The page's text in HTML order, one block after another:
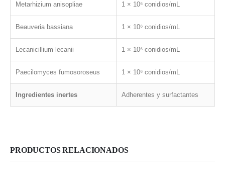
Metarhizium anisopliae 1 × 10⁶ conidios/mL
Beauveria bassiana 1 × 10⁶ conidios/mL
Lecanicillium lecanii 1 × 10⁶ conidios/mL
Paecilomyces fumosoroseus 1 × 10⁶ conidios/mL
Ingredientes inertes Adherentes y surfactantes
PRODUCTOS RELACIONADOS